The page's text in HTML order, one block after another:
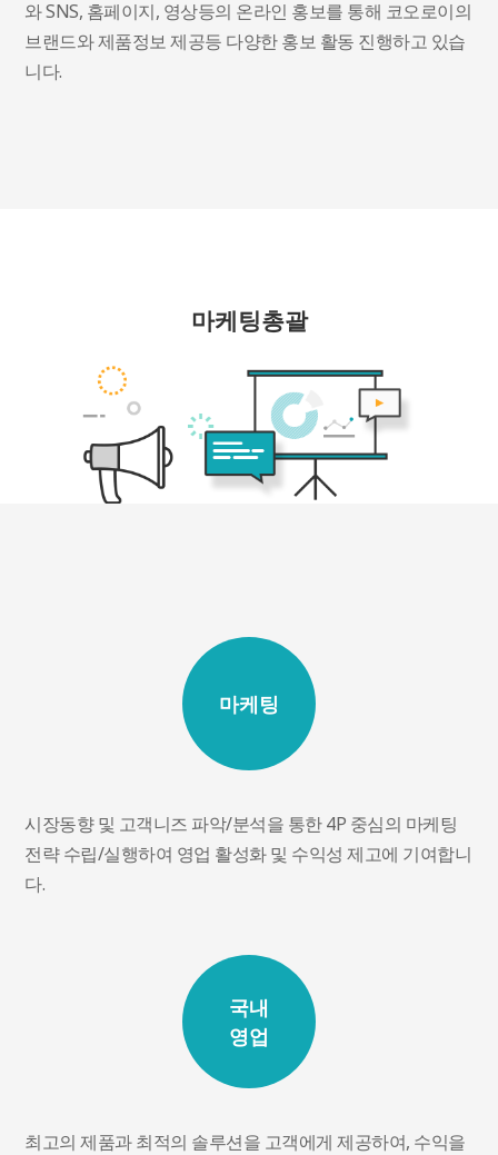
와 SNS, 홈페이지, 영상등의 온라인 홍보를 통해 코오로이의
브랜드와 제품정보 제공등 다양한 홍보 활동 진행하고 있습
니다.
마케팅총괄
마케팅
시장동향 및 고객니즈 파악/분석을 통한 4P 중심의 마케팅
전략 수립/실행하여 영업 활성화 및 수익성 제고에 기여합니
다.
국내
영업
최고의 제품과 최적의 솔루션을 고객에게 제공하여, 수익을